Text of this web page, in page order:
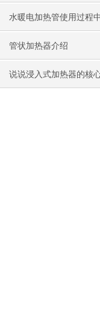
识
水暖电加热管使用过程
些地方
管状加热器介绍
说说浸入式加热器的核